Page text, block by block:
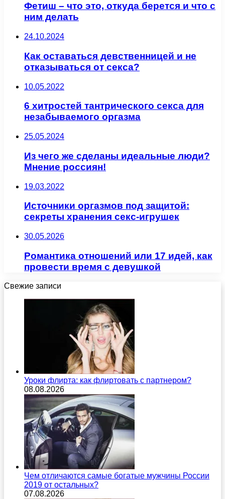
Фетиш – что это, откуда берется и что с
ним делать
24.10.2024
Как оставаться девственницей и не
отказываться от секса?
10.05.2022
6 хитростей тантрического секса для
незабываемого оргазма
25.05.2024
Из чего же сделаны идеальные люди?
Мнение россиян !
19.03.2022
Источники оргазмов под защитой:
секреты хранения секс-игрушек
30.05.2026
Романтика отношений или 17 идей, как
провести время с девушкой
Свежие записи
Уроки флирта: как флиртовать с партнером?
08.08.2026
Чем отличаются самые богатые мужчины России
2019 от остальных?
07.08.2026